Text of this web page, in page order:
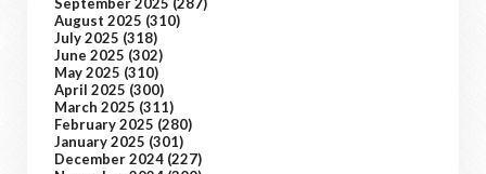
September 2025 (287)
August 2025 (310)
July 2025 (318)
June 2025 (302)
May 2025 (310)
April 2025 (300)
March 2025 (311)
February 2025 (280)
January 2025 (301)
December 2024 (227)